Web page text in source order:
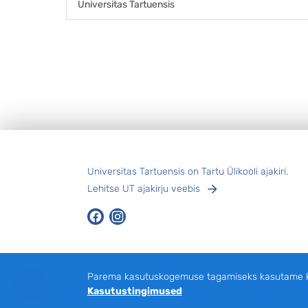
finaalseeria kolmanda võidu ja pärast 11
...
Universitas Tartuensis
Universitas Tartuensis on Tartu Ülikooli ajakiri.
Lehitse UT ajakirju veebis
FacebookInstagram
Parema kasutuskogemuse tagamiseks
Kasutustingimused